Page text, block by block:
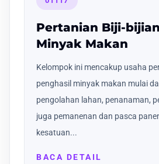
Pertanian Biji-
Minyak Makan
Kelompok ini mencakup usaha
penghasil minyak makan mulai
pengolahan lahan, penanaman,
juga pemanenan dan pasca
kesatuan...
BACA DETAIL